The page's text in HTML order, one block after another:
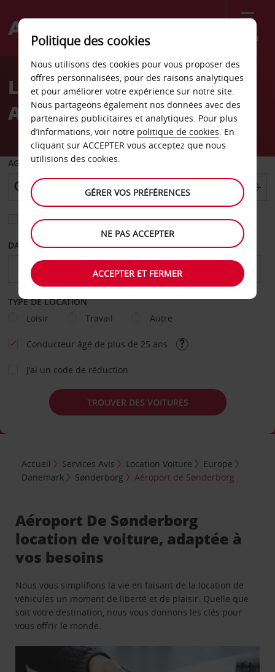
Menu
Welcome
AvisLocation de voiture
Aéroport de Sønderborg
AGENCE DE DÉPART
Sélectionnez une autre agence de retour
DATE DE DÉPART DATE DE RETOUR
TYPE DE LOCATION
Loisir
Travail Autre
Conducteur âgé de plus de 25 ans
J’ai un code de réduction
TROUVER DES VOITURES
Accueil Services Avis Location Voiture
Europe
Danemark
Sønderborg Aéroport de Sønderborg
Aéroport De Sønderborg
location de voiture, adaptée à
vos besoins
Nous vous simplifions la vie en faisant de la location de
véhicules un moment de liberté et de plaisir. Quelle que
soit votre destination, nous vous donnons les clés pour
vous offrir le monde.
Politique des cookies
Nous utilisons des cookies pour vous proposer des
offres personnalisées, pour des raisons analytiques
et pour améliorer votre expérience sur notre site.
Nous partageons également nos données avec des
partenaires publicitaires et analytiques. Pour plus
d’informations, voir notre politique de cookies. En
cliquant sur ACCEPTER vous acceptez que nous
utilisions des cookies.
GÉRER VOS PRÉFÉRENCES
NE PAS ACCEPTER
ACCEPTER ET FERMER